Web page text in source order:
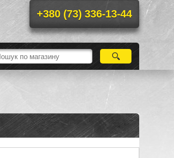
+380 (73) 336-13-44